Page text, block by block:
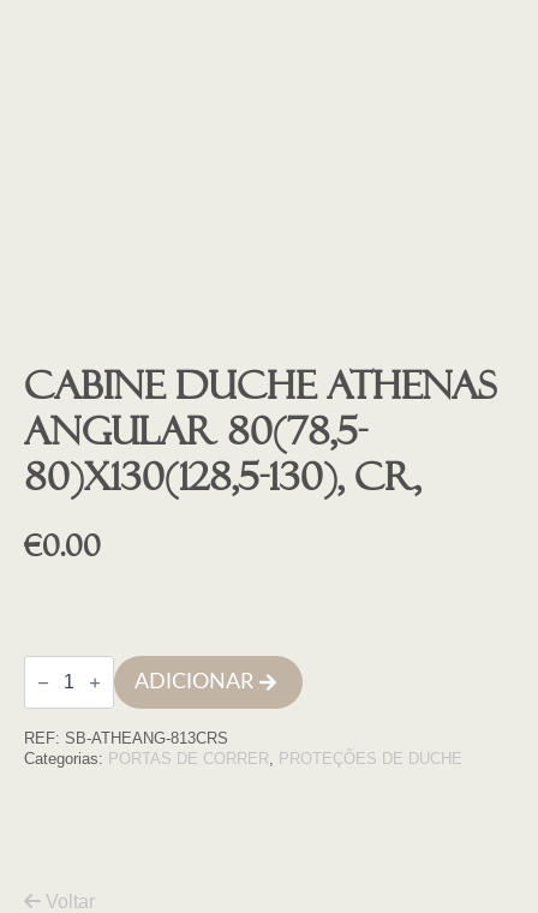
Cabine Duche Athenas
Angular 80(78,5-
80)x130(128,5-130), CR,
€0.00
Quantidade
de
Cabine
Athenas
Angular
ADICIONAR
REF: SB-ATHEANG-813CRS
Categorias: PORTAS DE CORRER, PROTEÇÕES DE DUCHE
Voltar